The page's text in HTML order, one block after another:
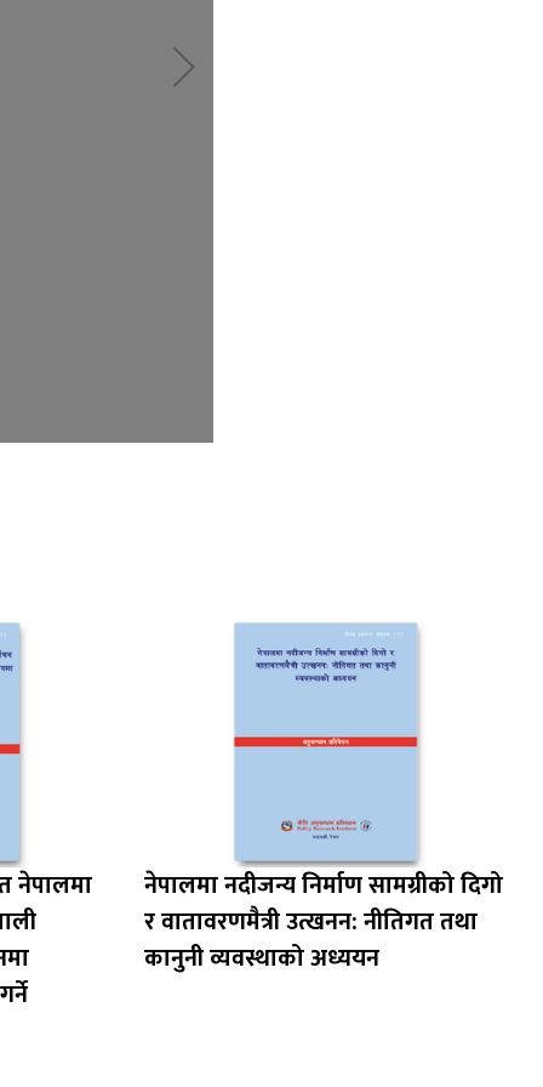
नेपालमा
नेपालमा नदीजन्य निर्माण सामग्रीको दिगो
र वातावरणमैत्री उत्खनन: नीतिगत तथा
कानुनी व्यवस्थाको अध्ययन